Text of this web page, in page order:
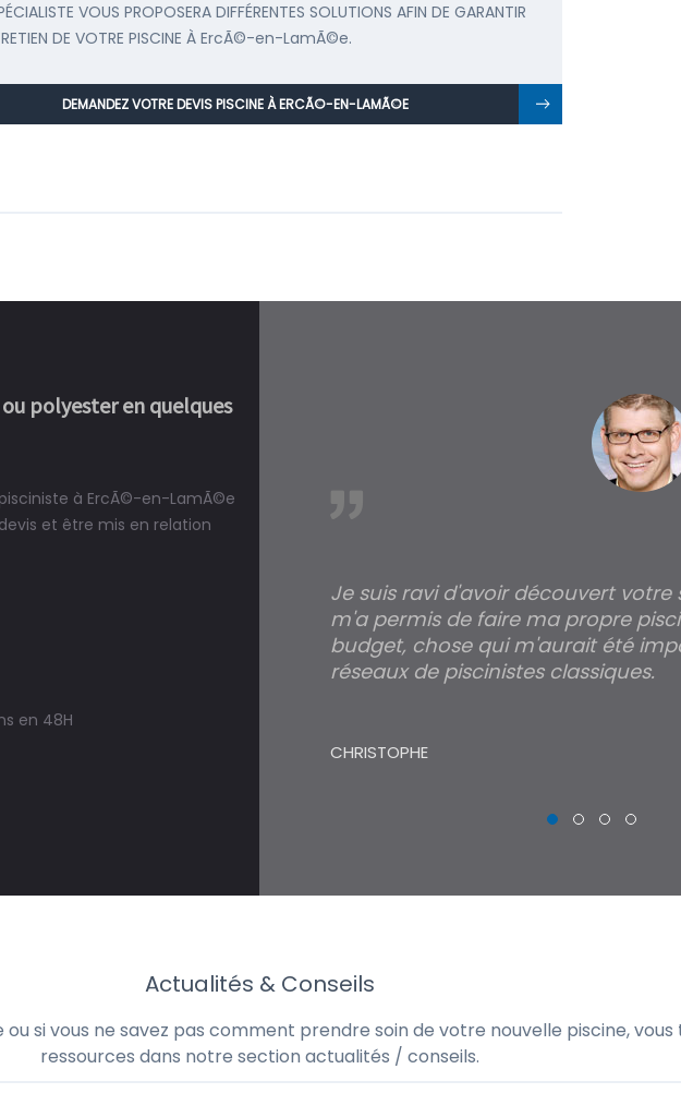
VOUS PROPOSERA DIFFÉRENTES SOLUTIONS AFIN DE GARANTIR
DE VOTRE PISCINE À ErcÃ©-en-LamÃ©e.
DEMANDEZ VOTRE DEVIS PISCINE À ERCÃ©-EN-LAMÃ©E
polyester en quelques
à ErcÃ©-en-LamÃ©e
et être mis en relation
en 48H
réalité, une piscine est bien
Je suis ravi d'avoir découvert votre
m'a permis de faire ma propre
budget, chose qui m'aurait été
réseaux de piscinistes classiques.
CHRISTOPHE
Actualités & Conseils
ou si vous ne savez pas comment prendre soin de votre nouvelle piscine,
ressources dans notre section actualités / conseils.